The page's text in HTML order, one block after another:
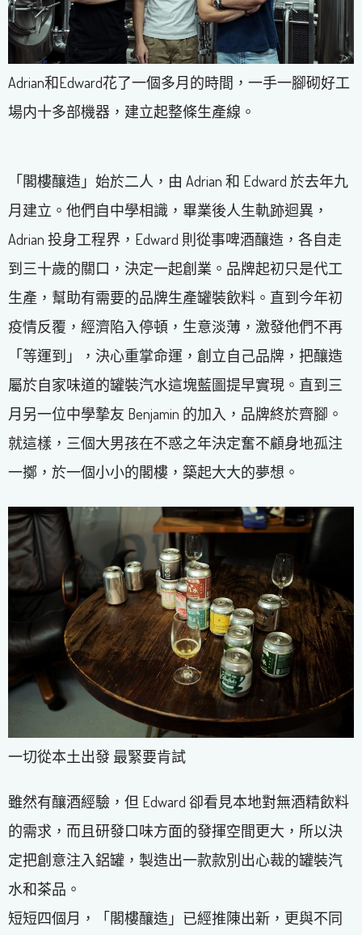
Adrian和Edward花了一個多月的時間，一手一腳砌好工
場内十多部機器，建立起整條生產線。
「閣樓釀造」始於二人，由 Adrian 和 Edward 於去年九
月建立。他們自中學相識，畢業後人生軌跡迴異，
Adrian 投身工程界，Edward 則從事啤酒釀造，各自走
到三十歲的關口，決定一起創業。品牌起初只是代工
生產，幫助有需要的品牌生產罐裝飲料。直到今年初
疫情反覆，經濟陷入停頓，生意淡薄，激發他們不再
「等運到」，決心重掌命運，創立自己品牌，把釀造
屬於自家味道的罐裝汽水這塊藍圖提早實現。直到三
月另一位中學摯友 Benjamin 的加入，品牌終於齊腳。
就這樣，三個大男孩在不惑之年決定奮不顧身地孤注
一擲，於一個小小的閣樓，築起大大的夢想。
一切從本土出發 最緊要肯試
雖然有釀酒經驗，但 Edward 卻看見本地對無酒精飲料
的需求，而且研發口味方面的發揮空間更大，所以決
定把創意注入鋁罐，製造出一款款別出心裁的罐裝汽
水和茶品。
短短四個月，「閣樓釀造」已經推陳出新，更與不同